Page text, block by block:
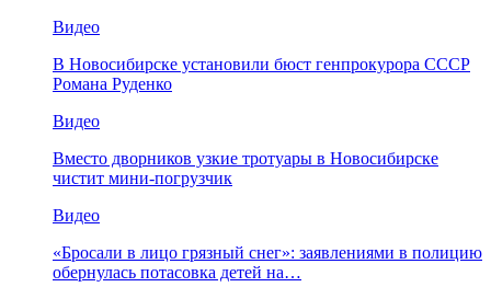
Видео
В Новосибирске установили бюст генпрокурора СССР
Романа Руденко
Видео
Вместо дворников узкие тротуары в Новосибирске
чистит мини-погрузчик
Видео
«Бросали в лицо грязный снег»: заявлениями в полицию
обернулась потасовка детей на…